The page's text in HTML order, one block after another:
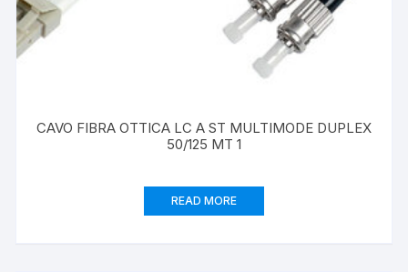
CAVO FIBRA OTTICA LC A ST MULTIMODE DUPLEX
50/125 MT 1
READ MORE